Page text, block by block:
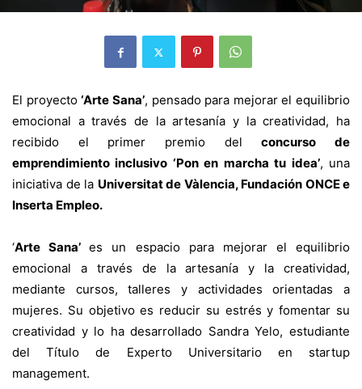
El proyecto‘Arte Sana’, pensado para mejorar el equilibrio
emocional a través de la artesanía y la creatividad, ha
recibido el primer premio delconcurso de
emprendimiento inclusivo ‘Pon en marcha tu idea’, una
iniciativa de la Universitat de Vàlencia, Fundación ONCE e
Inserta Empleo.
‘Arte Sana’es un espacio para mejorar el equilibrio
emocional a través de la artesanía y la creatividad,
mediante cursos, talleres y actividades orientadas a
mujeres. Su objetivo es reducir su estrés y fomentar su
creatividad y lo ha desarrollado Sandra Yelo, estudiante
del Título de Experto Universitario en startup
management.